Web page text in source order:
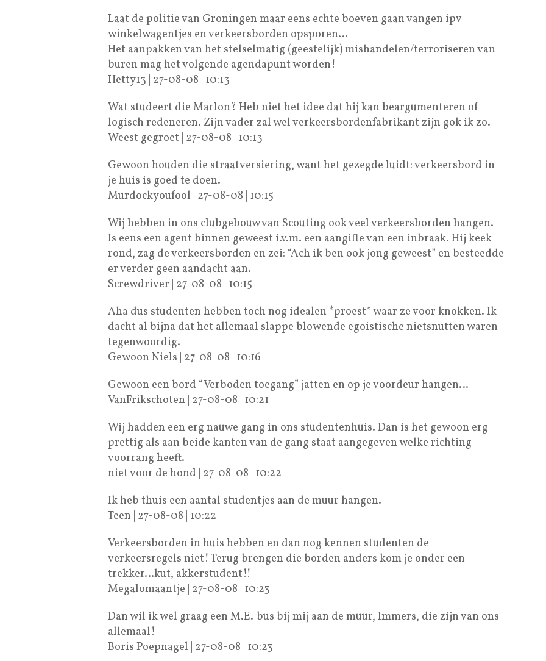
Laat de politie van Groningen maar eens echte boeven gaan vangen ipv
winkelwagentjes en verkeersborden opsporen…
Het aanpakken van het stelselmatig (geestelijk) mishandelen/terroriseren van
buren mag het volgende agendapunt worden!
Hetty13 | 27-08-08 | 10:13
Wat studeert die Marlon? Heb niet het idee dat hij kan beargumenteren of
logisch redeneren. Zijn vader zal wel verkeersbordenfabrikant zijn gok ik zo.
Weest gegroet | 27-08-08 | 10:13
Gewoon houden die straatversiering, want het gezegde luidt: verkeersbord in
je huis is goed te doen.
Murdockyoufool | 27-08-08 | 10:15
Wij hebben in ons clubgebouw van Scouting ook veel verkeersborden hangen.
Is eens een agent binnen geweest i.v.m. een aangifte van een inbraak. Hij keek
rond, zag de verkeersborden en zei: “Ach ik ben ook jong geweest” en besteedde
er verder geen aandacht aan.
Screwdriver | 27-08-08 | 10:15
Aha dus studenten hebben toch nog idealen *proest* waar ze voor knokken. Ik
dacht al bijna dat het allemaal slappe blowende egoistische nietsnutten waren
tegenwoordig.
Gewoon Niels | 27-08-08 | 10:16
Gewoon een bord “Verboden toegang” jatten en op je voordeur hangen…
VanFrikschoten | 27-08-08 | 10:21
Wij hadden een erg nauwe gang in ons studentenhuis. Dan is het gewoon erg
prettig als aan beide kanten van de gang staat aangegeven welke richting
voorrang heeft.
niet voor de hond | 27-08-08 | 10:22
Ik heb thuis een aantal studentjes aan de muur hangen.
Teen | 27-08-08 | 10:22
Verkeersborden in huis hebben en dan nog kennen studenten de
verkeersregels niet! Terug brengen die borden anders kom je onder een
trekker…kut, akkerstudent!!
Megalomaantje | 27-08-08 | 10:23
Dan wil ik wel graag een M.E.-bus bij mij aan de muur, Immers, die zijn van ons
allemaal!
Boris Poepnagel | 27-08-08 | 10:23